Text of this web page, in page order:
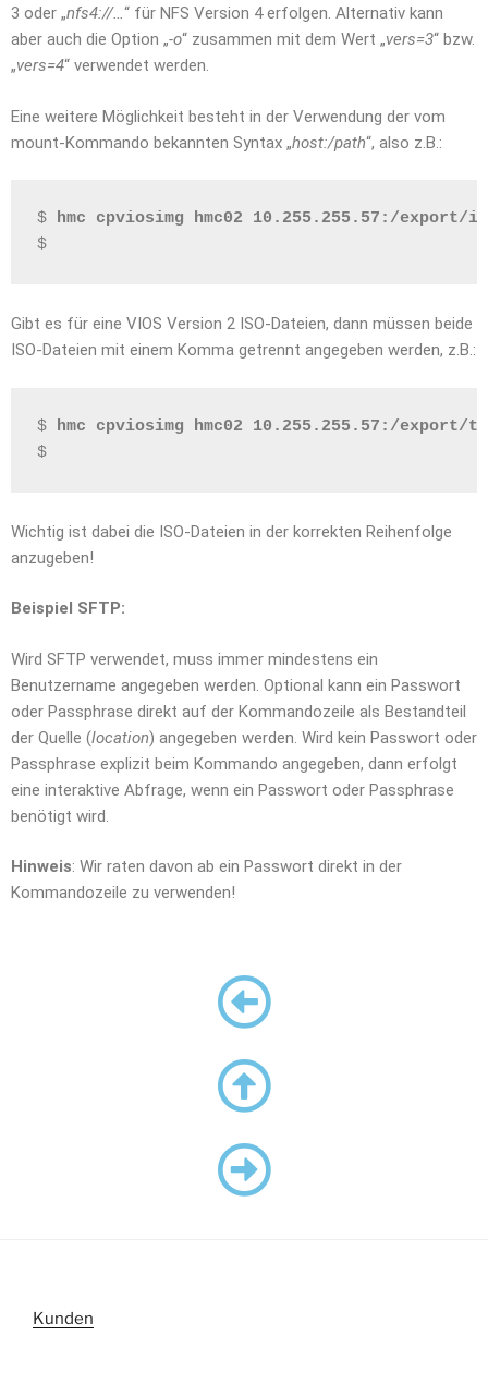
3 oder „nfs4://…“ für NFS Version 4 erfolgen. Alternativ kann
aber auch die Option „-o“ zusammen mit dem Wert „vers=3“ bzw.
„vers=4“ verwendet werden.
Eine weitere Möglichkeit besteht in der Verwendung der vom
mount-Kommando bekannten Syntax „host:/path“, also z.B.:
$ hmc cpviosimg hmc02 10.255.255.57:/export/
$
Gibt es für eine VIOS Version 2 ISO-Dateien, dann müssen beide
ISO-Dateien mit einem Komma getrennt angegeben werden, z.B.:
$ hmc cpviosimg hmc02 10.255.255.57:/export/
$
Wichtig ist dabei die ISO-Dateien in der korrekten Reihenfolge
anzugeben!
Beispiel SFTP:
Wird SFTP verwendet, muss immer mindestens ein
Benutzername angegeben werden. Optional kann ein Passwort
oder Passphrase direkt auf der Kommandozeile als Bestandteil
der Quelle (location) angegeben werden. Wird kein Passwort oder
Passphrase explizit beim Kommando angegeben, dann erfolgt
eine interaktive Abfrage, wenn ein Passwort oder Passphrase
benötigt wird.
Hinweis: Wir raten davon ab ein Passwort direkt in der
Kommandozeile zu verwenden!
Kunden